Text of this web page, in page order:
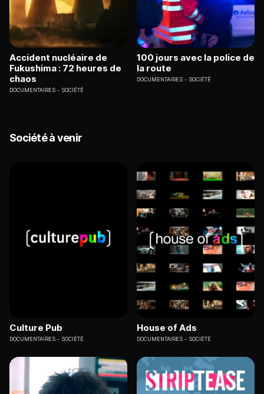
Accident nucléaire de
Fukushima : 72 heures de
chaos
DOCUMENTAIRES SOCIÉTÉ
100 jours avec la police de
la route
DOCUMENTAIRES SOCIÉTÉ
Société à venir
Culture Pub
DOCUMENTAIRES SOCIÉTÉ
House of Ads
DOCUMENTAIRES SOCIÉTÉ